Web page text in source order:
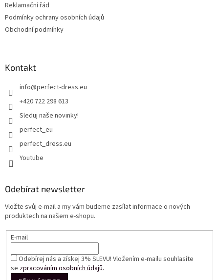
Reklamační řád
Podmínky ochrany osobních údajů
Obchodní podmínky
Kontakt
info@perfect-dress.eu
+420 722 298 613
Sleduj naše novinky!
perfect_eu
perfect_dress.eu
Youtube
Odebírat newsletter
Vložte svůj e-mail a my vám budeme zasílat informace o nových
produktech na našem e-shopu.
E-mail
Odebírej nás a získej 3% SLEVU! Vložením e-mailu souhlasíte
sezpracováním osobních údajů.